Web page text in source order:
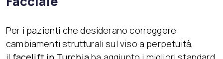
Per i pazienti che desiderano correggere
cambiamenti strutturali sul viso a perpetuità,